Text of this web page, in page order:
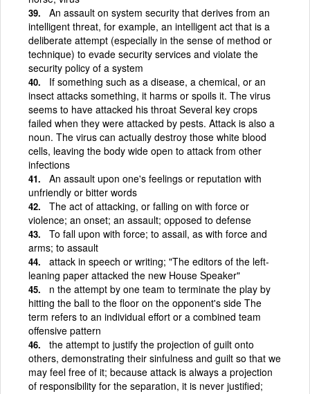
An assault on system security that derives from an
intelligent threat, for example, an intelligent act that is a
deliberate attempt (especially in the sense of method or
technique) to evade security services and violate the
security policy of a system
If something such as a disease, a chemical, or an
insect attacks something, it harms or spoils it. The virus
seems to have attacked his throat Several key crops
failed when they were attacked by pests. Attack is also a
noun. The virus can actually destroy those white blood
cells, leaving the body wide open to attack from other
infections
An assault upon one's feelings or reputation with
unfriendly or bitter words
The act of attacking, or falling on with force or
violence; an onset; an assault; opposed to defense
To fall upon with force; to assail, as with force and
arms; to assault
attack in speech or writing; "The editors of the left-
leaning paper attacked the new House Speaker"
n the attempt by one team to terminate the play by
hitting the ball to the floor on the opponent's side The
term refers to an individual effort or a combined team
offensive pattern
the attempt to justify the projection of guilt onto
others, demonstrating their sinfulness and guilt so that we
may feel free of it; because attack is always a projection
of responsibility for the separation, it is never justified;